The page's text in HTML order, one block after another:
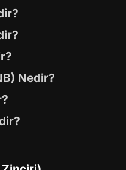
Nedir?